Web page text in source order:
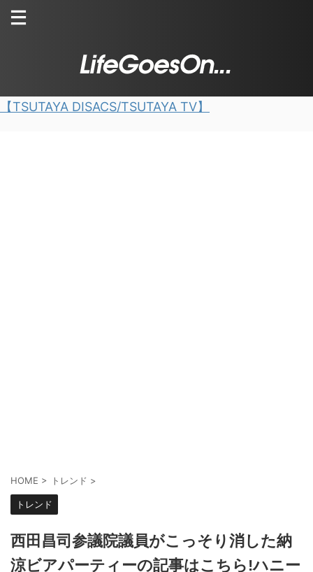
【TSUTAYA DISACS/TSUTAYA TV】
HOME > トレンド >
トレンド
西田昌司参議院議員がこっそり消した納
涼ビアパーティーの記事はこちら!ハニー